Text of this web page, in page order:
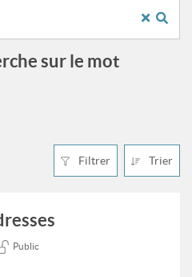
sur le mot
Filtrer Trier
Public